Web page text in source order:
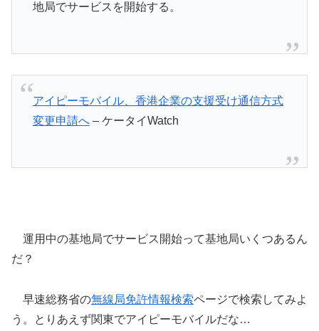
地局でサービスを開始する。
アイピーモバイル、香港企業の支援受け通信方式
変更申請へ– ケータイWatch
運用中の基地局でサービス開始って基地局いくつあるん
だ？
早速総務省の無線局免許情報検索ページで検索してみよ
う。とりあえず関東でアイピーモバイルだな…